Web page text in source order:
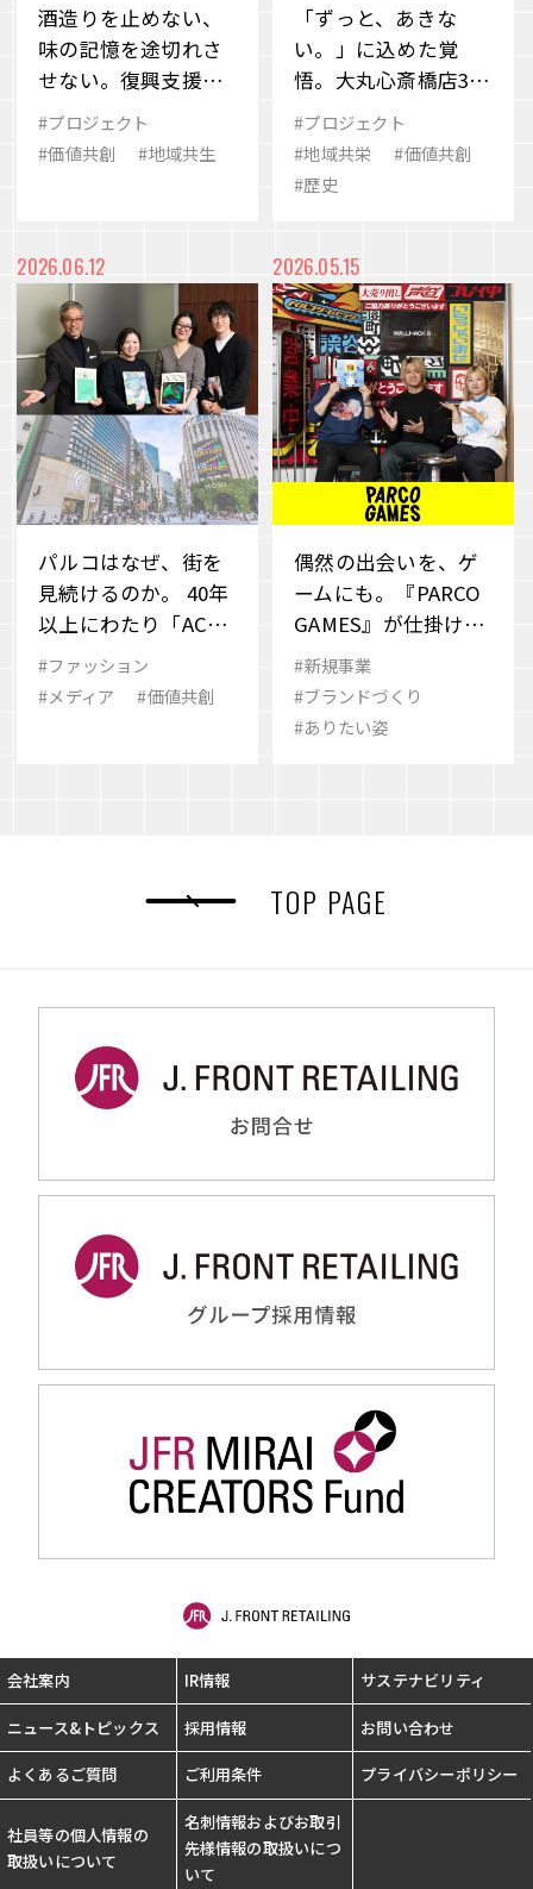
酒造りを止めない、
味の記憶を途切れさ
せない。復興支援を
超えて続く共創のか
たち
#プロジェクト
#価値共創
#地域共生
「ずっと、あきな
い。」に込めた覚
悟。大丸心斎橋店300
周年に見る「場のち
から」
#プロジェクト
#地域共栄
#価値共創
#歴史
2026.06.12
パルコはなぜ、街を
見続けるのか。 40年
以上にわたり「ACRO
SS」が捉え続けてき
た、変化の“兆し”と
#ファッション
#メディア
#価値共創
2026.05.15
偶然の出会いを、ゲ
ームにも。『PARCO
GAMES』が仕掛ける
新しいパブリッシン
グのかたち
#新規事業
#ブランドづくり
#ありたい姿
TOP PAGE
会社案内 IR情報 サステナビリティ
ニュース&トピックス 採用情報 お問い合わせ
よくあるご質問 ご利用条件 プライバシーポリシー
社員等の個人情報の
取扱いについて
名刺情報およびお取引
先様情報の取扱いにつ
いて